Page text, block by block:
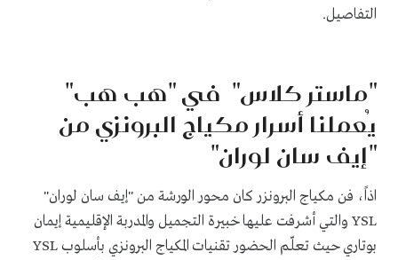
التفاصيل.
"ماستر كلاس" في "هب هب"
يُعملنا أسرار مكياج البرونزي من
"إيف سان لوران"
اذاً، فن مكياج البرونزر كان محور الورشة من "إيف سان لوران"
YSL والتي أشرفت عليها خبيرة التجميل والمدربة الإقليمية إيمان
بوتاري حيث تعلّم الحضور تقنيات المكياج البرونزي بأسلوب YSL